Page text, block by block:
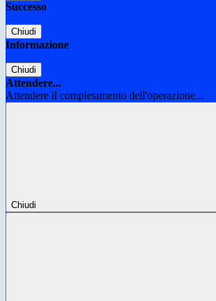
Successo
Chiudi
Informazione
Chiudi
Attendere...
Attendere il completamento dell'operazione...
Chiudi